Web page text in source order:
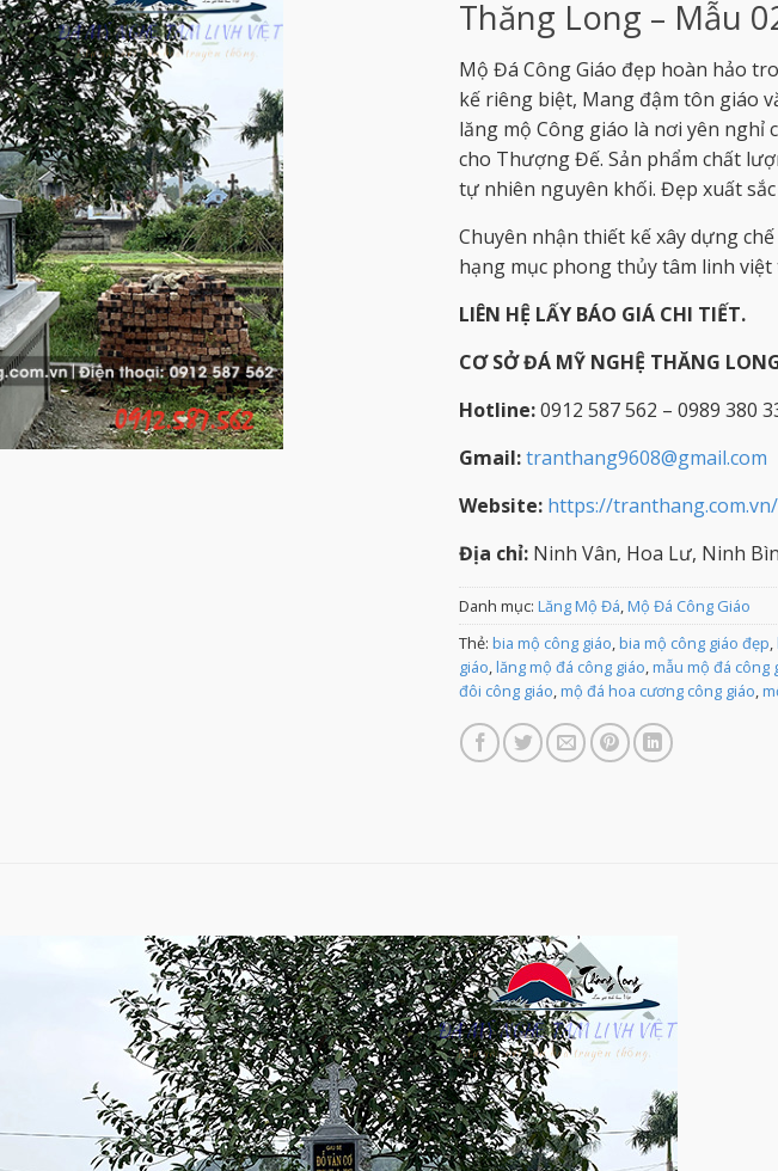
Thăng Long – Mẫu
Mộ Đá Công Giáo đẹp hoàn hảo
kế riêng biệt, Mang đậm tôn giáo
lăng mộ Công giáo là nơi yên nghỉ
cho Thượng Đế. Sản phẩm chất
tự nhiên nguyên khối. Đẹp xuất
Chuyên nhận thiết kế xây dựng
hạng mục phong thủy tâm linh việt
LIÊN HỆ LẤY BÁO GIÁ CHI TIẾT.
CƠ SỞ ĐÁ MỸ NGHỆ THĂNG
Hotline:0912 587 562 – 0989 380
Gmail:tranthang9608@gmail.com
Website: https://tranthang.com.vn/
Địa chỉ:Ninh Vân, Hoa Lư, Ninh
Danh mục: Lăng Mộ Đá Mộ Đá Công Giáo
Thẻ: bia mộ công giáo bia mộ công giáo đẹp
giáo lăng mộ đá công giáo mẫu mộ đá công
đôi công giáo mộ đá hoa cương công giáo